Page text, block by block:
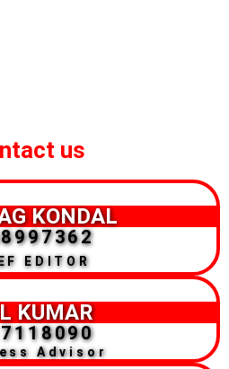
us
KONDAL
EDITOR
KUMAR
Advisor